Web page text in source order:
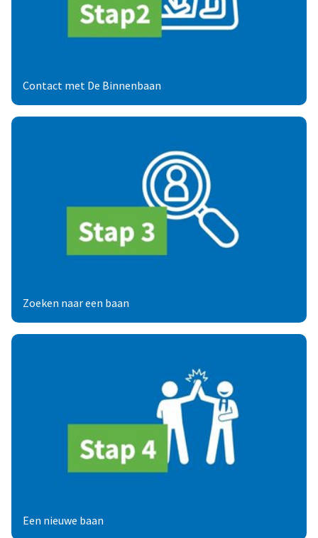
Contact met De Binnenbaan
Zoeken naar een baan
Een nieuwe baan